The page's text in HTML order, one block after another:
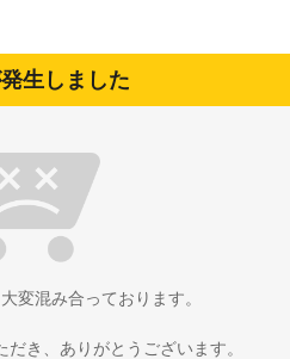
生しました
変混み合っております。
き、ありがとうございます。